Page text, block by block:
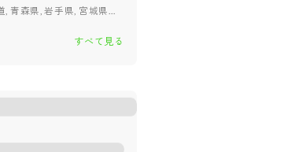
すべて見る